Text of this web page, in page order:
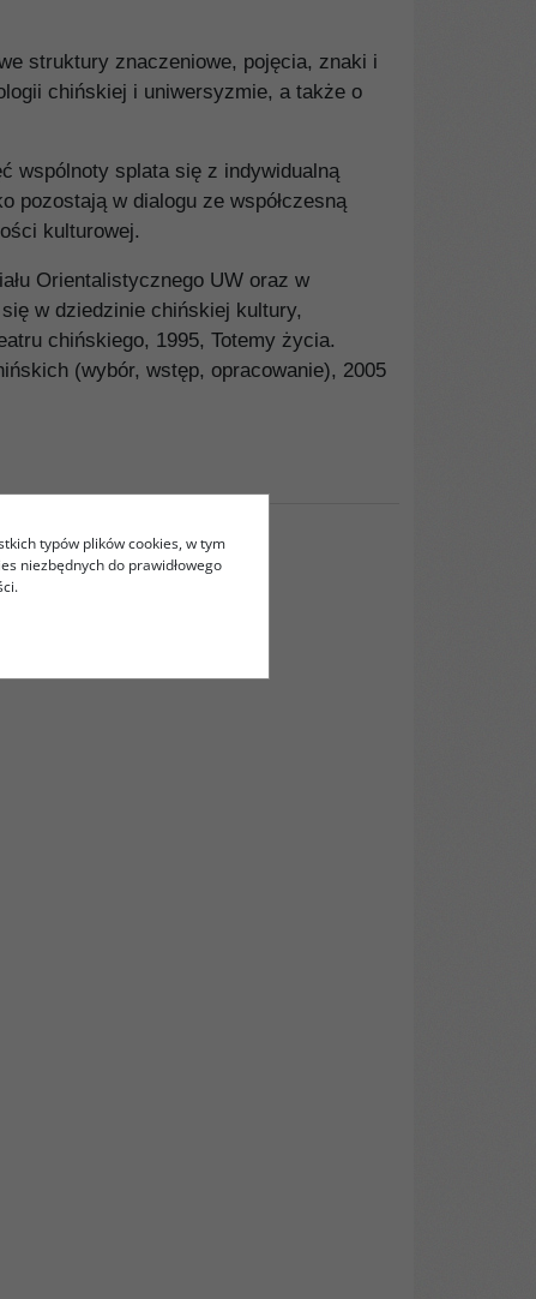
struktury znaczeniowe, pojęcia, znaki i
chińskiej i uniwersyzmie, a także o
wspólnoty splata się z indywidualną
pozostają w dialogu ze współczesną
kulturowej.
Orientalistycznego UW oraz w
w dziedzinie chińskiej kultury,
chińskiego, 1995, Totemy życia.
(wybór, wstęp, opracowanie), 2005
typów plików cookies, w tym
niezbędnych do prawidłowego